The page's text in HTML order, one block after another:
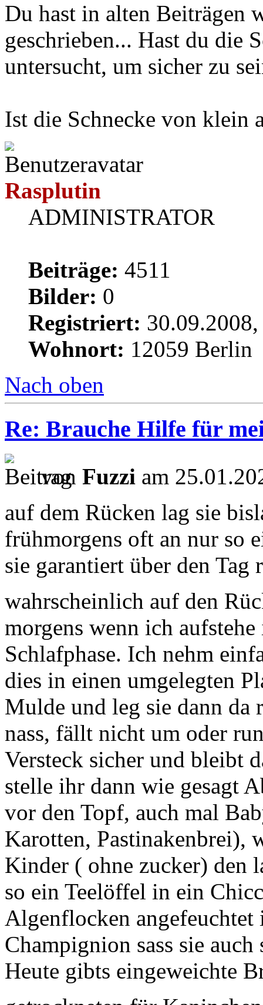
Du hast in alten Beiträgen
geschrieben... Hast du die
untersucht, um sicher zu
Ist die Schnecke von klein
Rasplutin
ADMINISTRATOR
Beiträge: 4511
Bilder: 0
Registriert:
Wohnort: 12059 Berlin
Nach oben
Re: Brauche Hilfe für
von Fuzzi am
auf dem Rücken lag sie
frühmorgens oft an nur so
sie garantiert über den
wahrscheinlich auf den
morgens wenn ich
Schlafphase. Ich nehm
dies in einen umgelegten
Mulde und leg sie dann da
nass, fällt nicht um oder
Versteck sicher und bleibt
stelle ihr dann wie gesagt
vor den Topf, auch mal
Karotten, Pastinakenbrei),
Kinder ( ohne zucker) den
so ein Teelöffel in ein
Algenflocken angefeuchtet
Champignion sass sie
Heute gibts eingeweichte